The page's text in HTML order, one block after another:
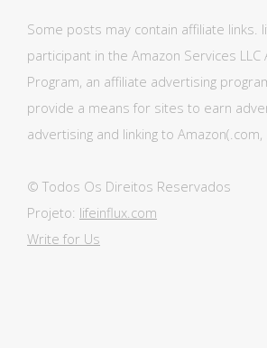
Some posts may contain affiliate links.
participant in the Amazon Services LLC
Program, an affiliate advertising
provide a means for sites to earn
advertising and linking to Amazon(.com,
© Todos Os Direitos Reservados
Projeto: lifeinflux.com
Write for Us